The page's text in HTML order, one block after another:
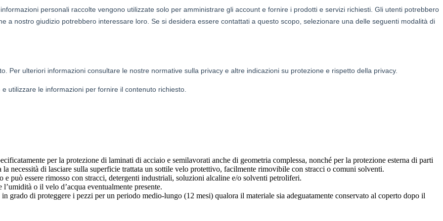
per la protezione di laminati di acciaio e semilavorati anche di geometria complessa, nonché per la protezione esterna di parti
necessità di lasciare sulla superficie trattata un sottile velo protettivo, facilmente rimovibile con stracci o comuni solventi.
può essere rimosso con stracci, detergenti industriali, soluzioni alcaline e/o solventi petroliferi.
o il velo d’acqua eventualmente presente.
grado di proteggere i pezzi per un periodo medio-lungo (12 mesi) qualora il materiale sia adeguatamente conservato al coperto dopo il